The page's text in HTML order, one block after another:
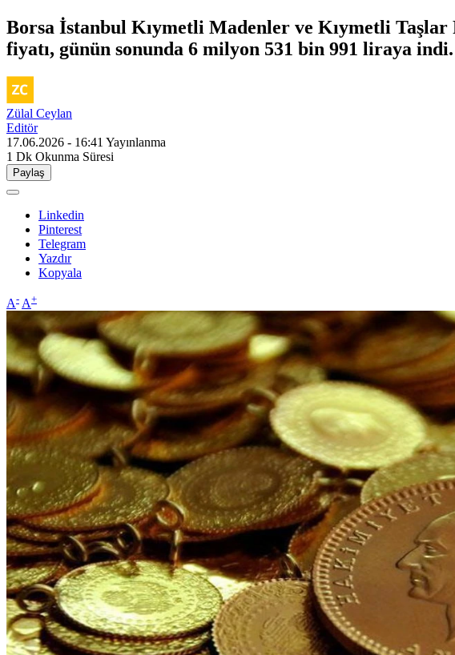
Borsa İstanbul Kıymetli Madenler ve Kıymetli
fiyatı, günün sonunda 6 milyon 531 bin 991 liraya indi.
Zülal Ceylan
Editör
17.06.2026 - 16:41 Yayınlanma
1 Dk Okunma Süresi
Paylaş
Linkedin
Pinterest
Telegram
Yazdır
Kopyala
A- A+